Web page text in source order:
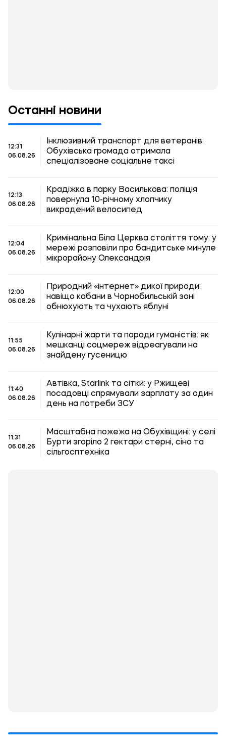
Останні новини
12:31
06.08.26
Інклюзивний транспорт для ветеранів:
Обухівська громада отримала
спеціалізоване соціальне таксі
12:13
06.08.26
Крадіжка в парку Василькова: поліція
повернула 10-річному хлопчику
викрадений велосипед
12:04
06.08.26
Кримінальна Біла Церква століття тому: у
мережі розповіли про бандитське минуле
мікрорайону Олександрія
12:00
06.08.26
Природний «інтернет» дикої природи:
навіщо кабани в Чорнобильській зоні
обнюхують та чухають яблуні
11:55
06.08.26
Кулінарні жарти та поради гуманістів: як
мешканці соцмереж відреагували на
знайдену гусеницю
11:40
06.08.26
Автівка, Starlink та сітки: у Ржищеві
посадовці спрямували зарплату за один
день на потреби ЗСУ
11:31
06.08.26
Масштабна пожежа на Обухівщині: у селі
Бурти згоріло 2 гектари стерні, сіно та
сільгосптехніка